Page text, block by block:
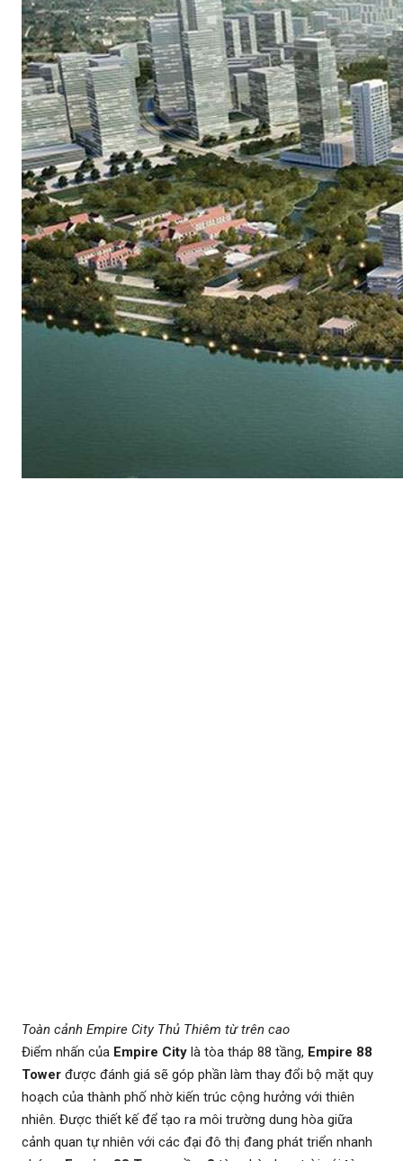
Toàn cảnh Empire City Thủ Thiêm từ trên cao
Điểm nhấn của Empire City là tòa tháp 88 tầng, Empire 88
Tower được đánh giá sẽ góp phần làm thay đổi bộ mặt quy
hoạch của thành phố nhờ kiến trúc cộng hưởng với thiên
nhiên. Được thiết kế để tạo ra môi trường dung hòa giữa
cảnh quan tự nhiên với các đại đô thị đang phát triển nhanh